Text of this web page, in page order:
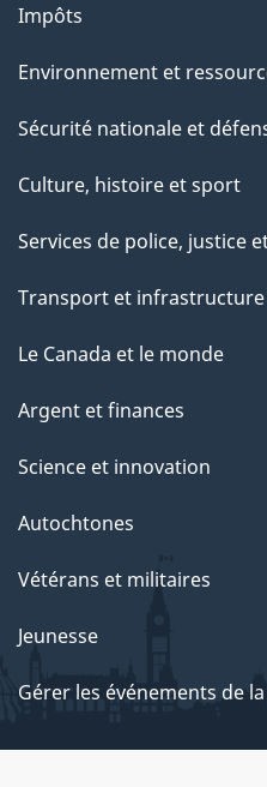
c
e
t
e
a
g
Impôts
Environnement et
Sécurité nationale et
Culture, histoire et sport
Services de police, justice
Transport et infrastructure
Le Canada et le monde
Argent et finances
Science et innovation
Autochtones
Vétérans et militaires
Jeunesse
Gérer les événements de